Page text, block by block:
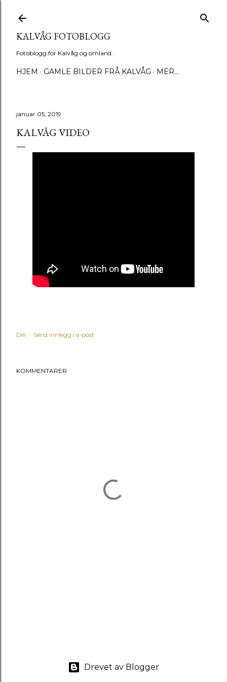
KALVÅG FOTOBLOGG
Fotoblogg for Kalvåg og omland.
HJEM GAMLE BILDER FRÅ KALVÅG MER…
januar 05, 2019
KALVÅG VIDEO
Del Send innlegg i e-post
KOMMENTARER
Drevet av Blogger